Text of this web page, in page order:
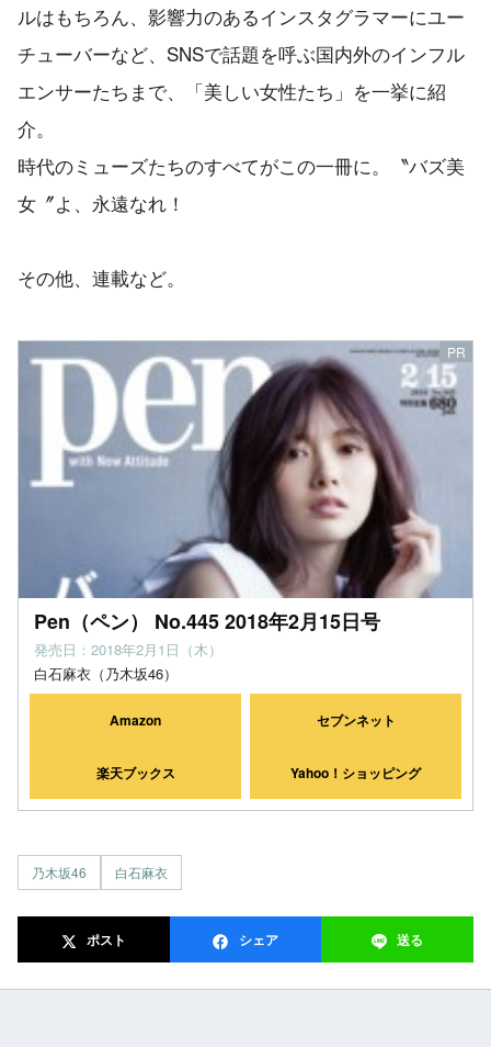
ルはもちろん、影響力のあるインスタグラマーにユー
チューバーなど、SNSで話題を呼ぶ国内外のインフル
エンサーたちまで、「美しい女性たち」を一挙に紹
介。
時代のミューズたちのすべてがこの一冊に。〝バズ美
女〞よ、永遠なれ！
その他、連載など。
Pen（ペン） No.445 2018年2月15日号
発売日：2018年2月1日（木）
白石麻衣（乃木坂46）
Amazon セブンネット
楽天ブックス Yahoo！ショッピング
乃木坂46 白石麻衣
ポスト シェア 送る